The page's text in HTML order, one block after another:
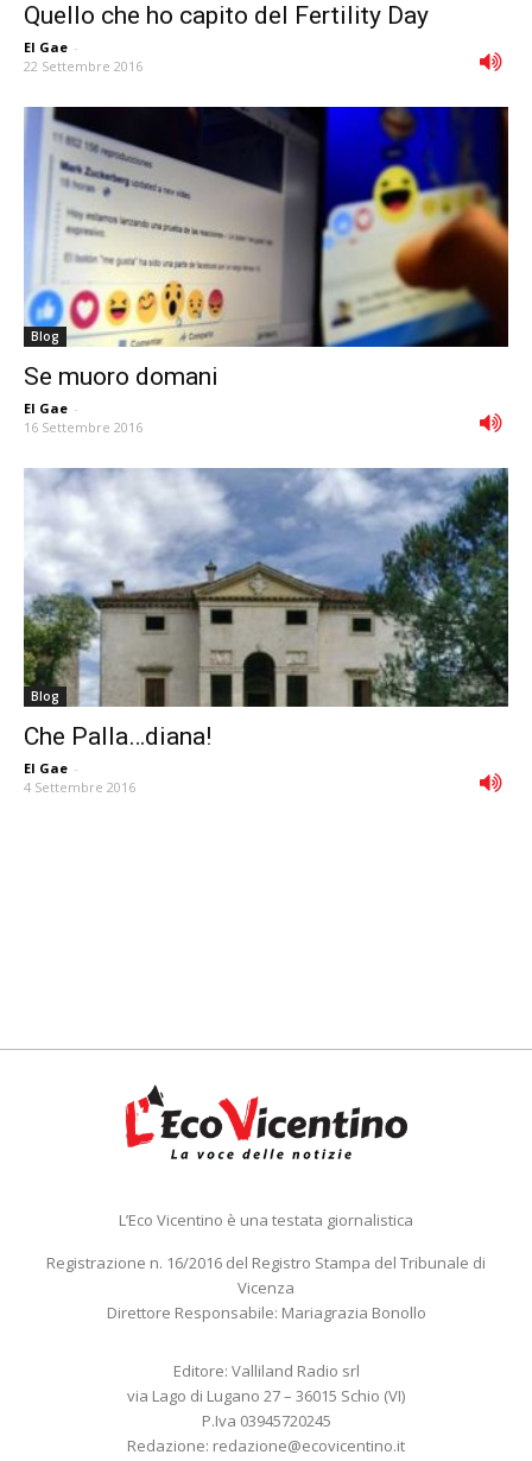
Quello che ho capito del Fertility Day
El Gae -
22 Settembre 2016
Blog
Se muoro domani
El Gae -
16 Settembre 2016
Blog
Che Palla…diana!
El Gae -
4 Settembre 2016
L’Eco Vicentino è una testata giornalistica
Registrazione n. 16/2016 del Registro Stampa del Tribunale di
Vicenza
Direttore Responsabile: Mariagrazia Bonollo
Editore: Valliland Radio srl
via Lago di Lugano 27 – 36015 Schio (VI)
P.Iva 03945720245
Redazione: redazione@ecovicentino.it